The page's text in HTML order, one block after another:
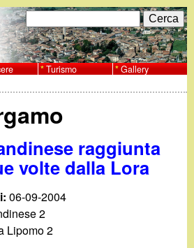
F
o
r
m
d
i
r
i
C
e
r
c
Turismo Gallery
raggiunta
volte dalla Lora
06-09-2004
2
Lipomo 2